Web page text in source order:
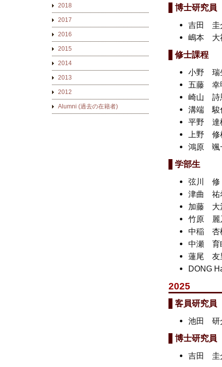
博士研究員
吉田
嶋本
修士課程
小野 瑞
五藤
崎山
溝端
平野
上野
鴻原
学部生
弦川
津曲
加藤
⽵原
中稲
中瀬
蓮尾
DONG
2025
客員研究員
池田
博士研究員
吉田
2018
2017
2016
2015
2014
2013
2012
Alumni (過去の在籍者)